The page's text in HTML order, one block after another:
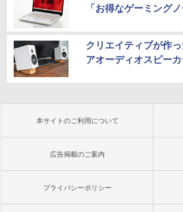
「お得なゲーミングノ
クリエイティブが作
アオーディオスピーカ
本サイトのご利用について
広告掲載のご案内
プライバシーポリシー